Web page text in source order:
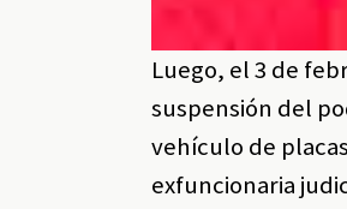
Luego, el 3 de
suspensión del
vehículo de
exfuncionaria